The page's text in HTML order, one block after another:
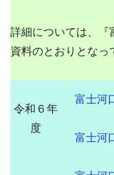
詳細については、『
資料のとおりとなっ
令和６年
度
富士河
富士河